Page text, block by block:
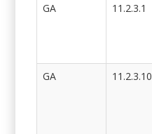
GA
11.2.3.1
GA
11.2.3.10